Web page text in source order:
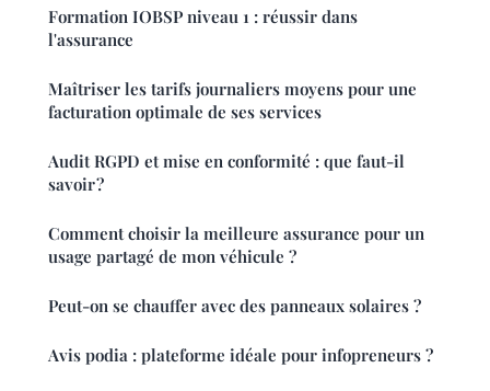
Formation IOBSP niveau 1 : réussir dans
l'assurance
Maîtriser les tarifs journaliers moyens pour une
facturation optimale de ses services
Audit RGPD et mise en conformité : que faut-il
savoir ?
Comment choisir la meilleure assurance pour un
usage partagé de mon véhicule ?
Peut-on se chauffer avec des panneaux solaires ?
Avis podia : plateforme idéale pour infopreneurs ?